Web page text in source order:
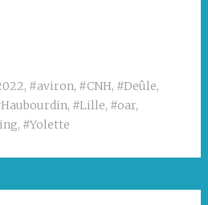
Quatre
cadettes
après
réparation
Lite
Boat
bien
mérité
après
Portes
et
la
journée
club
pont
, #aviron, #CNH, #Deûle,
, #Lille, #oar,
, #Yolette